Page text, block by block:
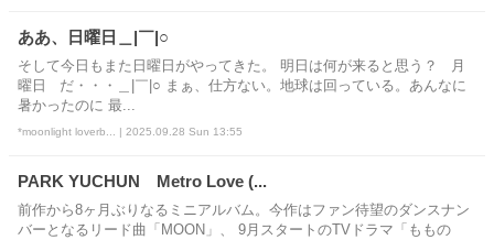
ああ、日曜日＿|￣|○
そして今日もまた日曜日がやってきた。 明日は何が来ると思う？ 月
曜日 だ・・・＿|￣|○ まぁ、仕方ない。地球は回っている。あんなに
暑かったのに 最...
*moonlight loverb... | 2025.09.28 Sun 13:55
PARK YUCHUN Metro Love (...
前作から8ヶ月ぶりなるミニアルバム。今作はファン待望のダンスナン
バーとなるリード曲「MOON」、 9月スタートのTVドラマ「ももの